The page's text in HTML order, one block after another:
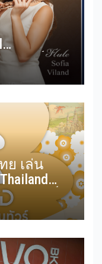
ะพันธ์
และ
กฎาคมนี้
ย เล่น
บอร์ด
26